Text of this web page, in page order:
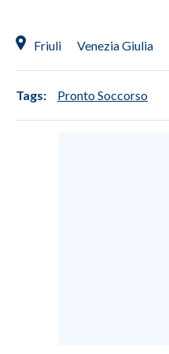
PUBBLICITÀ
SPIAGGE
STORE
Friuli Venezia Giulia
Tags: Pronto Soccorso